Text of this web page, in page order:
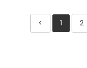
< 1 2